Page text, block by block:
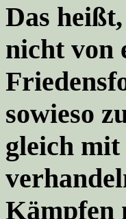
Das
nicht von
sowieso
gleich
Kämpfen